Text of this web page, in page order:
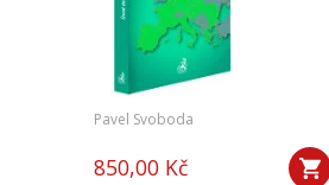
Pavel Svoboda
850,00 Kč